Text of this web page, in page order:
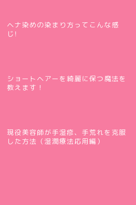
ヘナ染めの染まり方ってこんな感
じ!
ショートヘアーを綺麗に保つ魔法を
教えます！
現役美容師が手湿疹、手荒れを克服
した方法（湿潤療法応用編）